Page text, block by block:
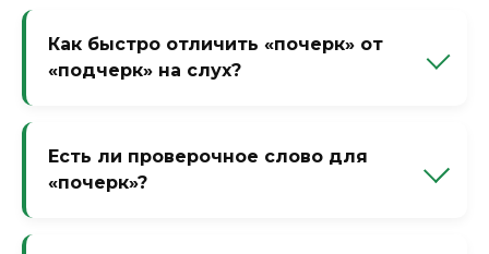
Как быстро отличить «почерк» от
«подчерк» на слух?
речь о письме руками — «почерк». Если о
выделении или подчёркивании —
Есть ли проверочное слово для
«почерк»?